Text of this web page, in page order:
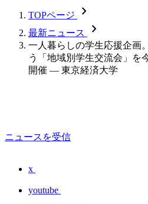
TOPページ chevron_forward
最新ニュース chevron_forward
一人暮らしの学生応援企画
う「地域別学生交流会」を
開催 — 東京経済大学
ニュースを受信
x
youtube